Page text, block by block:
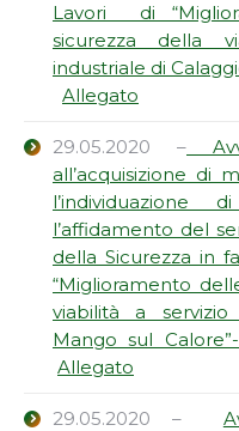
Lavori di
sicurezza della
industriale di
Allegato
29.05.2020 –
all’acquisizione di
l’individuazione
l’affidamento del
della Sicurezza in
“Miglioramento
viabilità a servizio
Mango sul
Allegato
29.05.2020 –